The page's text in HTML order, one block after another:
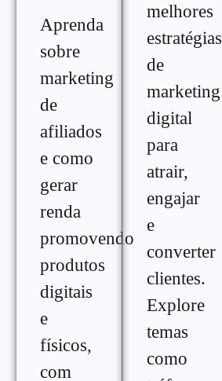
Aprenda
sobre
marketing
de
afiliados
e como
gerar
renda
promovendo
produtos
digitais
e
físicos,
com
melhores
estratégias
de
marketing
digital
para
atrair,
engajar
e
converter
clientes.
Explore
temas
como